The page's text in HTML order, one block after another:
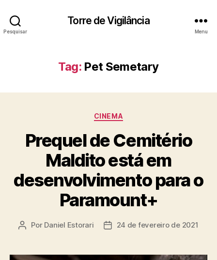
Pesquisar
Torre de Vigilância
Menu
Tag: Pet Semetary
Categorias
CINEMA
Prequel de Cemitério
Maldito está em
desenvolvimento para o
Paramount+
Autor
Por Daniel Estorari
Data24 de fevereiro de 2021